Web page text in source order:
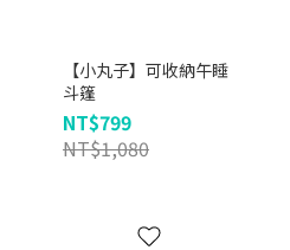
【小丸子】可收納午睡
斗篷
NT$799
NT$1,080